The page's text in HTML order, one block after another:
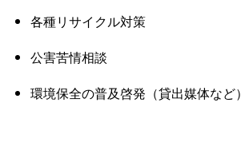
各種リサイクル対策
公害苦情相談
環境保全の普及啓発（貸出媒体など）